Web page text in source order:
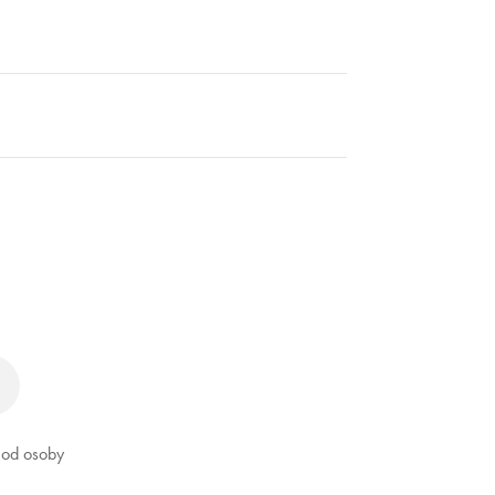
osoby